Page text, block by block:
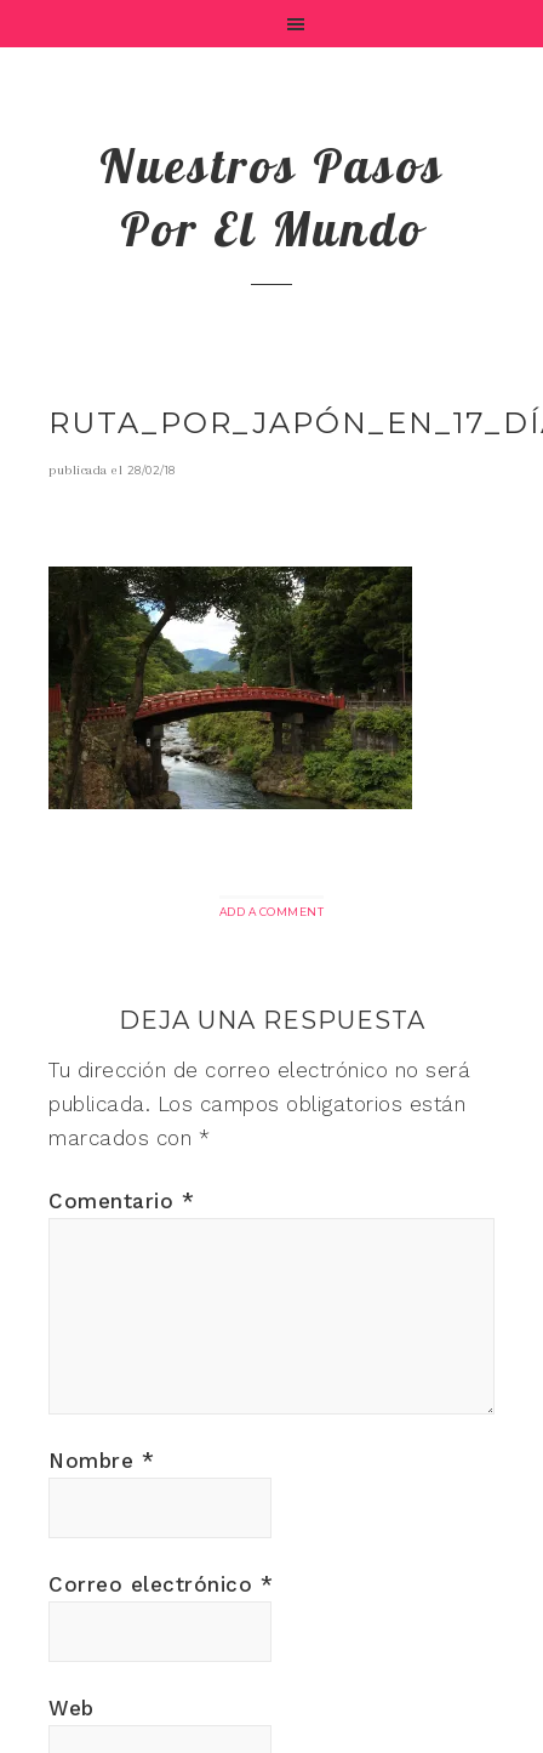
Nuestros Pasos
Por El Mundo
publicada el 28/02/18
ADD A COMMENT
DEJA UNA RESPUESTA
Tu dirección de correo electrónico no será
publicada. Los campos obligatorios están
marcados con *
Comentario *
Nombre *
Correo electrónico *
Web